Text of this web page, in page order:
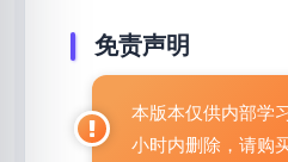
免责声明
本版本仅供内部学
小时内删除，请购